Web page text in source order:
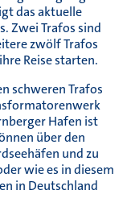
das aktuelle
Zwei Trafos sind
zwölf Trafos
Reise starten.
schweren Trafos
Hafen ist
über den
und zu
wie es in diesem
in Deutschland